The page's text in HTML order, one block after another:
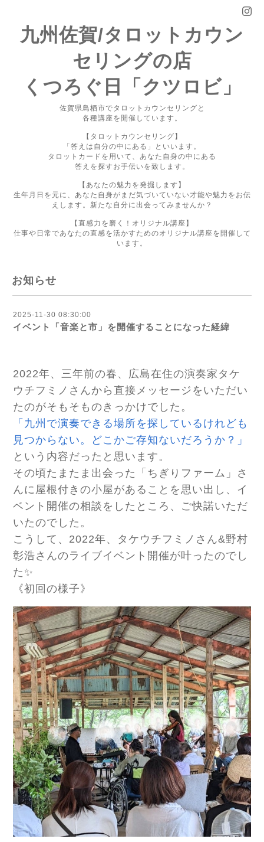
九州佐賀/タロットカウン
セリングの店
くつろぐ日「クツロビ」
佐賀県鳥栖市でタロットカウンセリングと
各種講座を開催しています。
【タロットカウンセリング】
「答えは自分の中にある」といいます。
タロットカードを用いて、あなた自身の中にある
答えを探すお手伝いを致します。
【あなたの魅力を発掘します】
生年月日を元に、あなた自身がまだ気づいていない才能や魅力をお伝
えします。新たな自分に出会ってみませんか？
【直感力を磨く！オリジナル講座】
仕事や日常であなたの直感を活かすためのオリジナル講座を開催して
います。
お知らせ
2025-11-30 08:30:00
イベント「音楽と市」を開催することになった経緯
2022年、三年前の春、広島在住の演奏家タケ
ウチフミノさんから直接メッセージをいただい
たのがそもそものきっかけでした。
「九州で演奏できる場所を探しているけれども
見つからない。どこかご存知ないだろうか？」
という内容だったと思います。
その頃たまたま出会った「ちぎりファーム」さ
んに屋根付きの小屋があることを思い出し、イ
ベント開催の相談をしたところ、ご快諾いただ
いたのでした。
こうして、2022年、タケウチフミノさん&野村
彰浩さんのライブイベント開催が叶ったのでし
た✨
《初回の様子》